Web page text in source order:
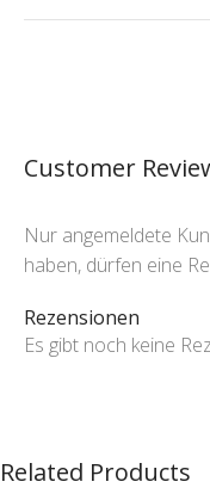
Customer
Rezensionen
Es gibt noch keine
Nur angemeldete
haben, dürfen eine
Related Products